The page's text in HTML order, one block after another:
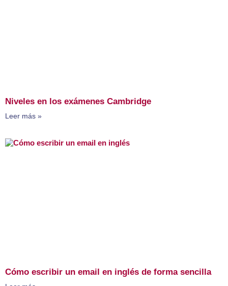
Niveles en los exámenes Cambridge
Leer más »
Cómo escribir un email en inglés de forma sencilla